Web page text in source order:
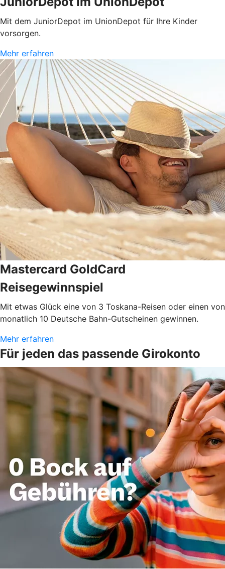
Mit dem JuniorDepot im UnionDepot für Ihre Kinder
vorsorgen.
Mehr erfahren
Mastercard GoldCard
Reisegewinnspiel
Mit etwas Glück eine von 3 Toskana-Reisen oder einen von
monatlich 10 Deutsche Bahn-Gutscheinen gewinnen.
Mehr erfahren
Für jeden das passende Girokonto